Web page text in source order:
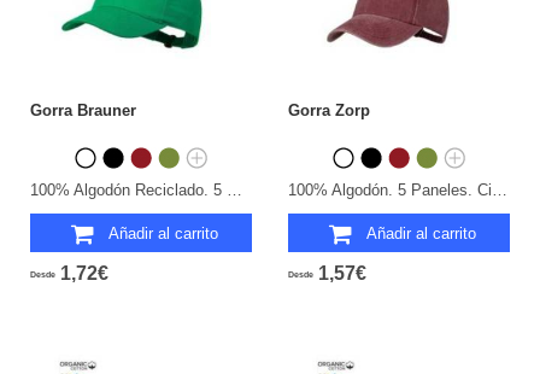
Gorra Brauner
100% Algodón Reciclado. 5 Paneles. Cierre Hebilla.
Añadir al carrito
Desde 1,72€
Gorra Zorp
100% Algodón. 5 Paneles. Cierre Hebilla.
Añadir al carrito
Desde 1,57€